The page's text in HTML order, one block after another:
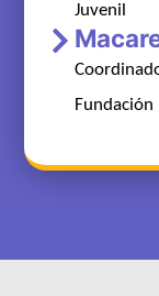
Juvenil
Fundación